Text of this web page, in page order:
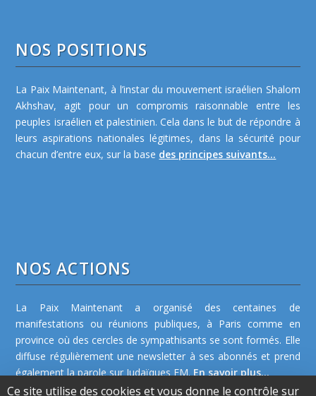
NOS POSITIONS
La Paix Maintenant, à l’instar du mouvement israélien Shalom
Akhshav, agit pour un compromis raisonnable entre les
peuples israélien et palestinien. Cela dans le but de répondre à
leurs aspirations nationales légitimes, dans la sécurité pour
chacun d’entre eux, sur la base des principes suivants...
NOS ACTIONS
La Paix Maintenant a organisé des centaines de
manifestations ou réunions publiques, à Paris comme en
province où des cercles de sympathisants se sont formés. Elle
diffuse régulièrement une newsletter à ses abonnés et prend
également la parole sur Judaïques FM.En savoir plus...
Ce site utilise des cookies et vous donne le contrôle sur